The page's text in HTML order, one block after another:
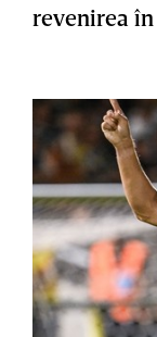
revenirea